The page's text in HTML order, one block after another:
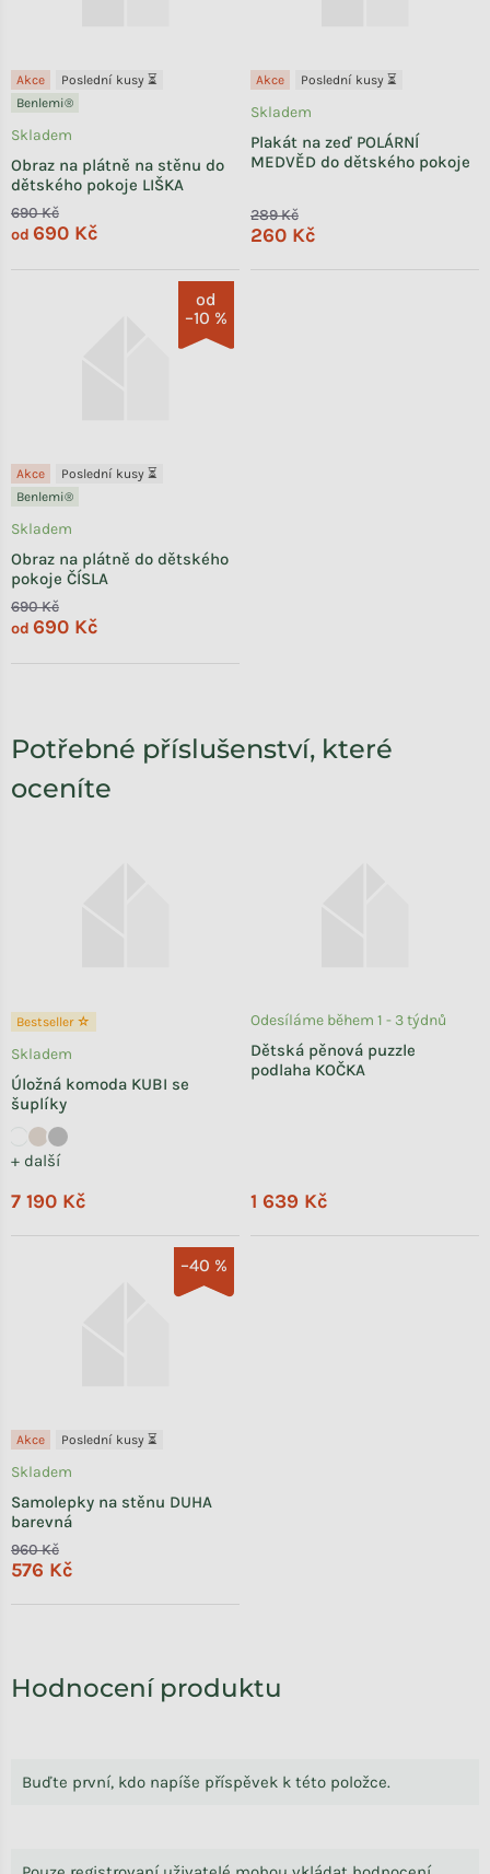
Akce
Poslední kusy ⏳
Benlemi®
Obraz na plátně na stěnu do
dětského pokoje LIŠKA
Skladem
690 Kč
od 690 Kč
Akce Poslední kusy ⏳
Plakát na zeď POLÁRNÍ
MEDVĚD do dětského pokoje
Skladem
289 Kč
260 Kč
od
–10 %
Akce
Poslední kusy ⏳
Benlemi®
Obraz na plátně do dětského
pokoje ČÍSLA
Skladem
690 Kč
od 690 Kč
Hodnocení produktu
Buďte první, kdo napíše příspěvek k této položce.
Potřebné příslušenství, které
oceníte
Bestseller ☆
Úložná komoda KUBI se
šuplíky
+ další
Skladem
7 190 Kč
Dětská pěnová puzzle
podlaha KOČKA
Odesíláme během 1 - 3 týdnů
1 639 Kč
–40 %
Akce Poslední kusy ⏳
Samolepky na stěnu DUHA
barevná
Skladem
960 Kč
576 Kč